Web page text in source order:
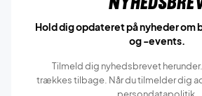
Hold dig opdateret på nyheder om
og -events.
Tilmeld dig nyhedsbrevet
trækkes tilbage. Når du tilmelder dig